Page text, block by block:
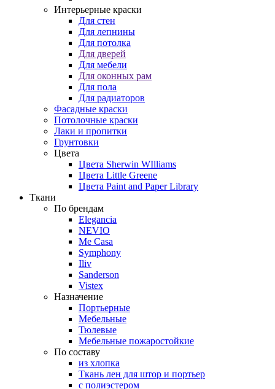
Интерьерные краски
Для стен
Для лепнины
Для потолка
Для дверей
Для мебели
Для оконных рам
Для пола
Для радиаторов
Фасадные краски
Потолочные краски
Лаки и пропитки
Грунтовки
Цвета
Цвета Sherwin WIlliams
Цвета Little Greene
Цвета Paint and Paper Library
Ткани
По брендам
Elegancia
NEVIO
Me Casa
Symphony
Iliv
Sanderson
Vistex
Назначение
Портьерные
Мебельные
Тюлевые
Мебельные пожаростойкие
По составу
из хлопка
Ткань лен для штор и портьер
с полиэстером